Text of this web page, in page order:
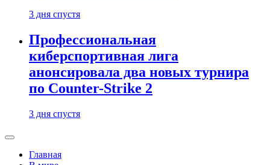
3 дня спустя
Профессиональная
киберспортивная лига
анонсировала два новых турнира
по Counter-Strike 2
3 дня спустя
Главная